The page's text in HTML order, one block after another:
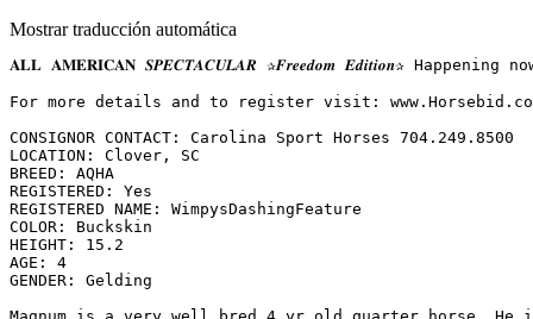
Mostrar traducción automática
𝐀𝐋𝐋 𝐀𝐌𝐄𝐑𝐈𝐂𝐀𝐍 𝑺𝑷𝑬𝑪𝑻𝑨𝑪𝑼𝑳𝑨𝑹 ✰𝑭𝒓𝒆𝒆𝒅𝒐𝒎 𝑬𝒅𝒊𝒕𝒊𝒐𝒏✰
For more details and to register visit:
CONSIGNOR CONTACT: Carolina Sport Horses 704.249.8500
LOCATION: Clover, SC
BREED: AQHA
REGISTERED: Yes
REGISTERED NAME: WimpysDashingFeature
COLOR: Buckskin
HEIGHT: 15.2
AGE: 4
GENDER: Gelding